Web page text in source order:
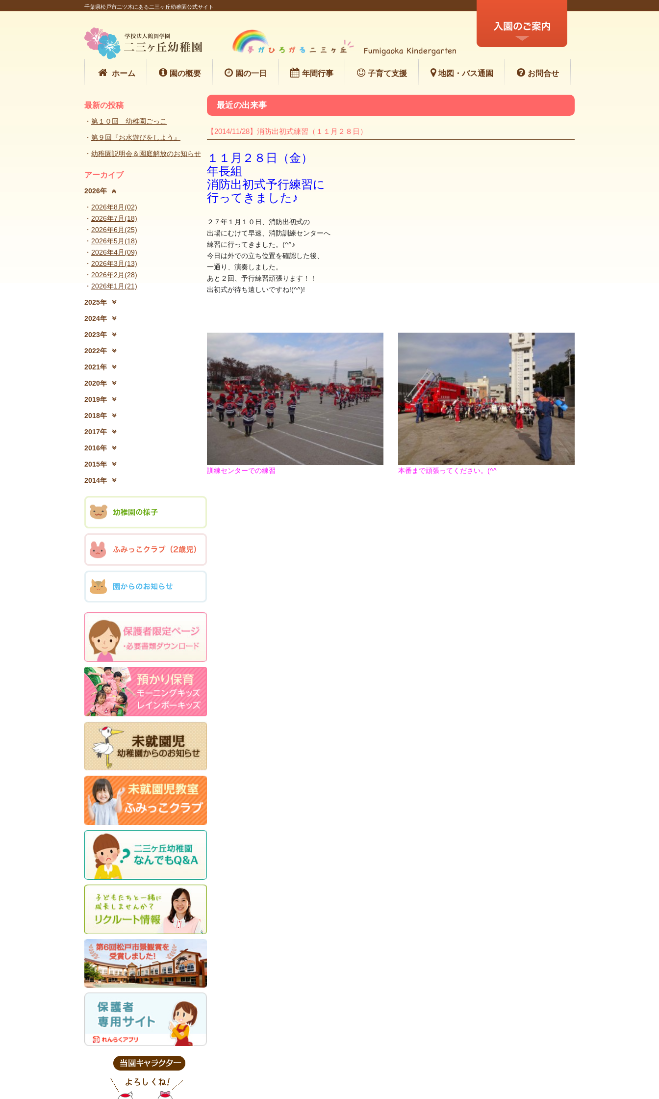
千葉県松戸市二ツ木にある二三ヶ丘幼稚園公式サイト
ホーム 園の概要 園の一日 年間行事 子育て支援 地図・バス通園 お問合せ
最新の投稿
第１０回 幼稚園ごっこ
第９回『お水遊びをしよう』
幼稚園説明会＆園庭解放のお知らせ
アーカイブ
2026年
2026年8月(02)
2026年7月(18)
2026年6月(25)
2026年5月(18)
2026年4月(09)
2026年3月(13)
2026年2月(28)
2026年1月(21)
2025年
2025年12月(15)
2024年
2024年12月(18)
2023年
2023年12月(19)
2023年10月(32)
2022年
2022年12月(13)
2022年11月(13) 2022年10月(28)
2021年
2021年12月(08)
2021年11月(06) 2021年10月(08) 2021年9月(05)
2020年
2020年12月(10)
2020年11月(06) 2020年10月(13) 2020年9月(07)
2019年
2019年12月(10)
2019年11月(12) 2019年10月(09) 2019年9月(12)
2018年
2018年12月(08)
2018年11月(12) 2018年10月(10) 2018年9月(08)
2017年
2017年12月(04)
2017年11月(09) 2017年10月(10) 2017年9月(10)
2016年
2016年12月(03)
2016年10月(06) 2016年9月(08)
2015年
2015年12月(05)
2015年11月(04) 2015年9月(09)
2014年
最近の出来事
【2014/11/28】消防出初式練習（１１月２８日）
１１月２８日（金）
年長組
消防出初式予行練習に
行ってきました♪
２７年１月１０日、消防出初式の
出場にむけて早速、消防訓練センターへ
練習に行ってきました。(^^♪
今日は外での立ち位置を確認した後、
一通り、演奏しました。
あと２回、予行練習頑張ります！！
出初式が待ち遠しいですね!(^^)!
訓練センターでの練習 本番まで頑張ってください。(^^ゞ